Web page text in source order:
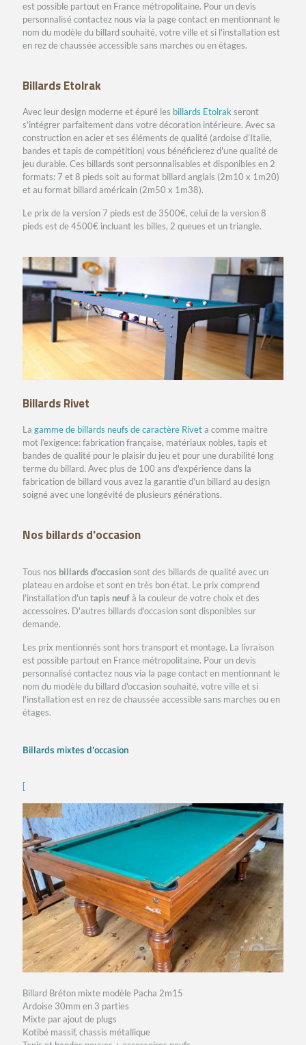
est possible partout en France métropolitaine. Pour un devis
personnalisé contactez nous via la page contact en mentionnant le
nom du modèle du billard souhaité, votre ville et si l'installation est
en rez de chaussée accessible sans marches ou en étages.
Billards Etolrak
Avec leur design moderne et épuré les billards Etolrak seront
s'intégrer parfaitement dans votre décoration intérieure. Avec sa
construction en acier et ses éléments de qualité (ardoise d’Italie,
bandes et tapis de compétition) vous bénéficierez d'une qualité de
jeu durable. Ces billards sont personnalisables et disponibles en 2
formats: 7 et 8 pieds soit au format billard anglais (2m10 x 1m20)
et au format billard américain (2m50 x 1m38).
Le prix de la version 7 pieds est de 3500€, celui de la version 8
pieds est de 4500€ incluant les billes, 2 queues et un triangle.
Billards Rivet
La gamme de billards neufs de caractère Riveta comme maitre
mot l’exigence: fabrication française, matériaux nobles, tapis et
bandes de qualité pour le plaisir du jeu et pour une durabilité long
terme du billard. Avec plus de 100 ans d'expérience dans la
fabrication de billard vous avez la garantie d'un billard au design
soigné avec une longévité de plusieurs générations.
Nos billards d'occasion
Tous nos billards d'occasionsont des billards de qualité avec un
plateau en ardoise et sont en très bon état. Le prix comprend
l'installation d'untapis neufà la couleur de votre choix et des
accessoires. D'autres billards d'occasion sont disponibles sur
demande.
Les prix mentionnés sont hors transport et montage. La livraison
est possible partout en France métropolitaine. Pour un devis
personnalisé contactez nous via la page contact en mentionnant le
nom du modèle du billard d'occasion souhaité, votre ville et si
l'installation est en rez de chaussée accessible sans marches ou en
étages.
Billards mixtes d'occasion
[
Billard Bréton mixte modèle Pacha 2m15
Ardoise 30mm en 3 parties
Mixte par ajout de plugs
Kotibé massif, chassis métallique